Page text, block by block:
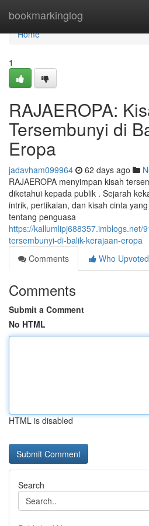
bookmarkinglog
Home
Home
1
RAJAEROPA:
Tersembunyi di
Eropa
jadavham099964 62 days ago
RAJAEROPA menyimpan kisah
diketahui kepada publik . Sejarah
intrik, pertikaian, dan kisah cinta
tentang penguasa
https://kallumlipj688357.imblogs.net/
tersembunyi-di-balik-kerajaan-eropa
Comments
Who Upvoted
Comments
Submit a Comment
No HTML
HTML is disabled
Search